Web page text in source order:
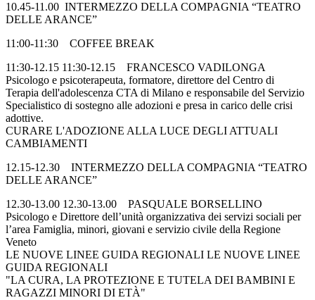
10.45-11.00 INTERMEZZO DELLA COMPAGNIA “TEATRO
DELLE ARANCE”
11:00-11:30 COFFEE BREAK
11:30-12.15 11:30-12.15 FRANCESCO VADILONGA
Psicologo e psicoterapeuta, formatore, direttore del Centro di
Terapia dell'adolescenza CTA di Milano e responsabile del Servizio
Specialistico di sostegno alle adozioni e presa in carico delle crisi
adottive.
CURARE L'ADOZIONE ALLA LUCE DEGLI ATTUALI
CAMBIAMENTI
12.15-12.30 INTERMEZZO DELLA COMPAGNIA “TEATRO
DELLE ARANCE”
12.30-13.00 12.30-13.00 PASQUALE BORSELLINO
Psicologo e Direttore dell’unità organizzativa dei servizi sociali per
l’area Famiglia, minori, giovani e servizio civile della Regione
Veneto
LE NUOVE LINEE GUIDA REGIONALI LE NUOVE LINEE
GUIDA REGIONALI
"LA CURA, LA PROTEZIONE E TUTELA DEI BAMBINI E
RAGAZZI MINORI DI ETÀ"